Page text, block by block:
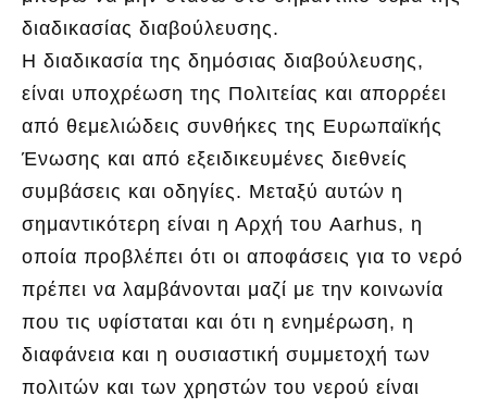
διαδικασίας διαβούλευσης.
Η διαδικασία της δημόσιας διαβούλευσης,
είναι υποχρέωση της Πολιτείας και απορρέει
από θεμελιώδεις συνθήκες της Ευρωπαϊκής
Ένωσης και από εξειδικευμένες διεθνείς
συμβάσεις και οδηγίες. Μεταξύ αυτών η
σημαντικότερη είναι η Αρχή του Aarhus, η
οποία προβλέπει ότι οι αποφάσεις για το νερό
πρέπει να λαμβάνονται μαζί με την κοινωνία
που τις υφίσταται και ότι η ενημέρωση, η
διαφάνεια και η ουσιαστική συμμετοχή των
πολιτών και των χρηστών του νερού είναι